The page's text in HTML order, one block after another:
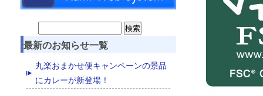
for:
最新のお知らせ一覧
丸楽おまかせ便キャンペーンの景品
にカレーが新登場！